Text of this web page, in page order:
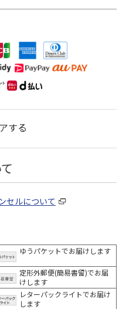
する
セルについて
ゆうパケットでお届けします
定形外郵便(簡易書留)でお届
けします
レターパックライトでお届け
します